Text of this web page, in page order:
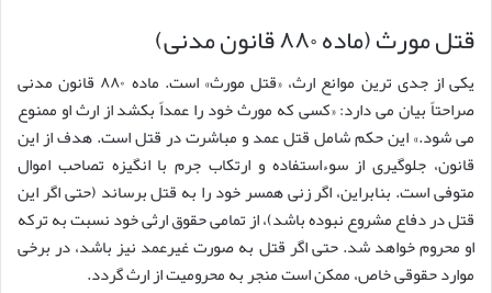
قتل مورث (ماده ۸۸۰ قانون مدنی)
یکی از جدی ترین موانع ارث، «قتل مورث» است. ماده ۸۸۰ قانون مدنی
صراحتاً بیان می دارد: «کسی که مورث خود را عمداً بکشد از ارث او ممنوع
می شود.» این حکم شامل قتل عمد و مباشرت در قتل است. هدف از این
قانون، جلوگیری از سوءاستفاده و ارتکاب جرم با انگیزه تصاحب اموال
متوفی است. بنابراین، اگر زنی همسر خود را به قتل برساند (حتی اگر این
قتل در دفاع مشروع نبوده باشد)، از تمامی حقوق ارثی خود نسبت به ترکه
او محروم خواهد شد. حتی اگر قتل به صورت غیرعمد نیز باشد، در برخی
موارد حقوقی خاص، ممکن است منجر به محرومیت از ارث گردد.